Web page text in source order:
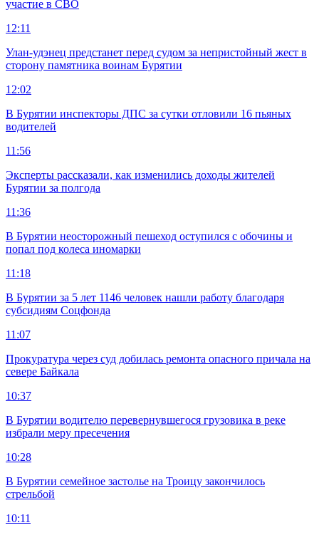
участие в СВО
12:11
Улан-удэнец предстанет перед судом за непристойный жест в
сторону памятника воинам Бурятии
12:02
В Бурятии инспекторы ДПС за сутки отловили 16 пьяных
водителей
11:56
Эксперты рассказали, как изменились доходы жителей
Бурятии за полгода
11:36
В Бурятии неосторожный пешеход оступился с обочины и
попал под колеса иномарки
11:18
В Бурятии за 5 лет 1146 человек нашли работу благодаря
субсидиям Соцфонда
11:07
Прокуратура через суд добилась ремонта опасного причала на
севере Байкала
10:37
В Бурятии водителю перевернувшегося грузовика в реке
избрали меру пресечения
10:28
В Бурятии семейное застолье на Троицу закончилось
стрельбой
10:11